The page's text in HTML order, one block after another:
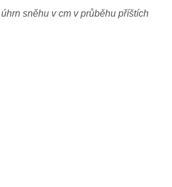
sněhu v cm v průběhu příštích